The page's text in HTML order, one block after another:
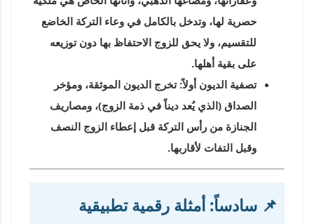
حصرية لها، وتدخل بالكامل في وعاء التركة الخاضع
للتقسيم، ولا يحق للزوج الاحتفاظ بها دون توزيعه
على بقية أهلها.
تصفية الديون أولاً: تخرج الديون الموثقة، ومؤخر
الصداق (الذي يُعد ديناً في ذمة الزوج)، ومصاريف
الجنازة من رأس التركة قبل إعطاء الزوج النصف
وقبل التفات لأقاربها.
📌 سادساً: أمثلة رقمية تطبيقية